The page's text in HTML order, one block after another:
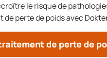
le risque de
perte de poids avec
de perte de